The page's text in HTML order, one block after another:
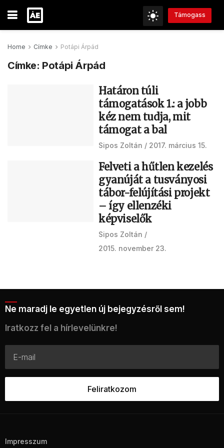
Támogass
Home Címke Potápi Árpád
Címke: Potápi Árpád
Határon túli
támogatások 1.: a jobb
kéz nem tudja, mit
támogat a bal
Sipos Zoltán 2017. március 15.
Felveti a hűtlen kezelés
gyanúját a tusványosi
tábor-felújítási projekt
– így ellenzéki
képviselők
Sipos Zoltán
2015. november 23.
Ne maradj le egyetlen új bejegyzésről sem!
Iratkozz fel a hírlevelünkre!
Impresszum